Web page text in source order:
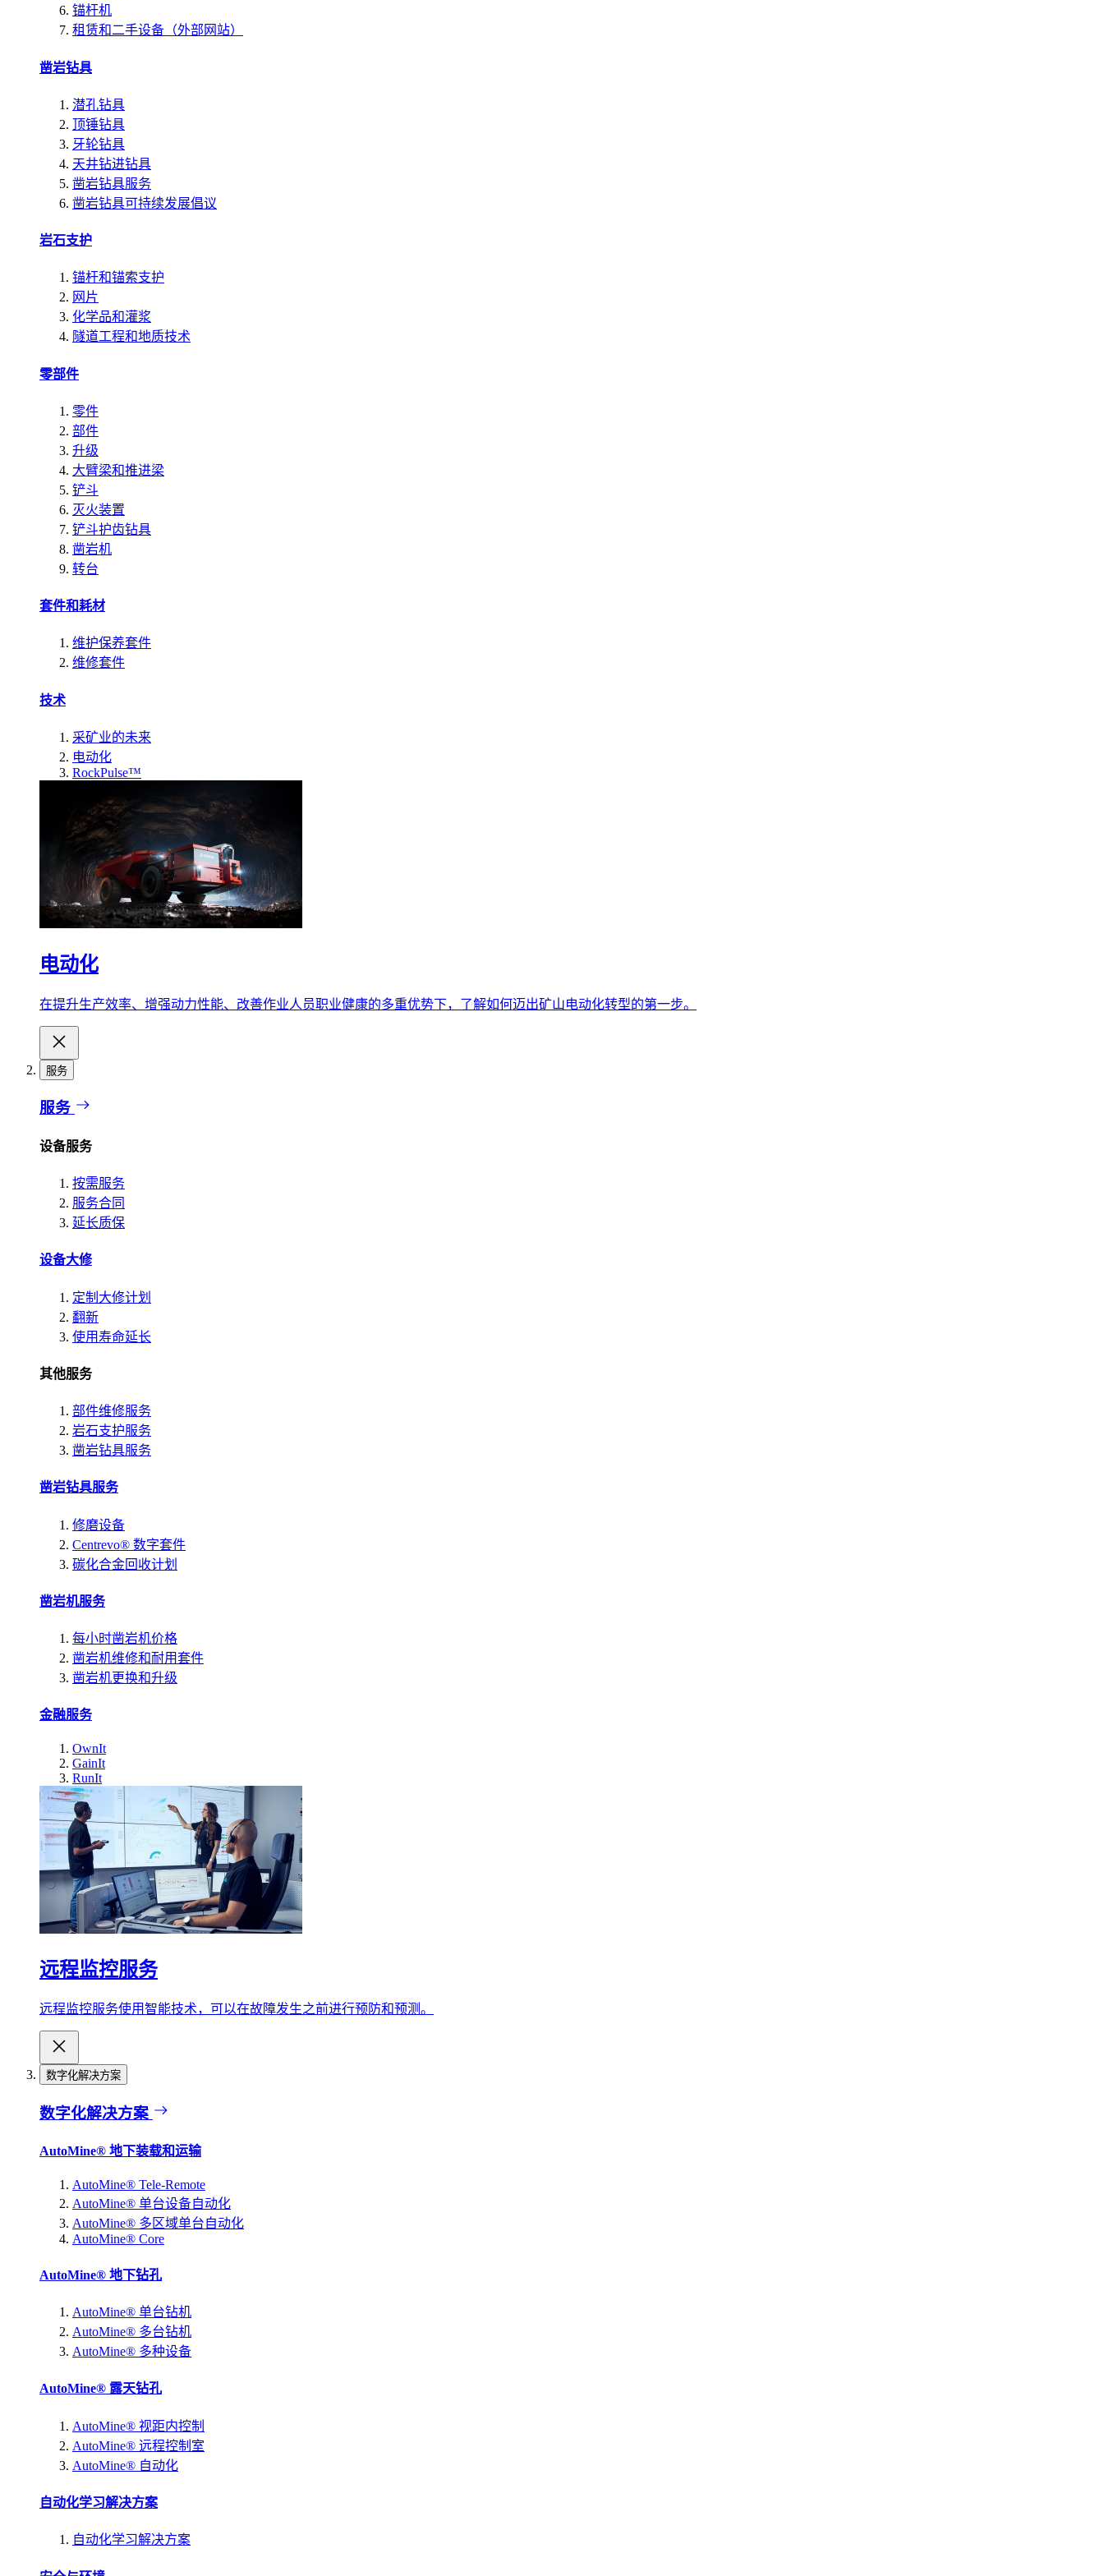
锚杆机
租赁和二手设备（外部网站）
凿岩钻具
潜孔钻具
顶锤钻具
牙轮钻具
天井钻进钻具
凿岩钻具服务
凿岩钻具可持续发展倡议
岩石支护
锚杆和锚索支护
网片
化学品和灌浆
隧道工程和地质技术
零部件
零件
部件
升级
大臂梁和推进梁
铲斗
灭火装置
铲斗护齿钻具
凿岩机
转台
套件和耗材
维护保养套件
维修套件
技术
采矿业的未来
电动化
RockPulse™
电动化
在提升生产效率、增强动力性能、改善作业人员职业健康的多重优势下，了解如何迈出矿山电动化转型的第一步。
服务
服务
设备服务
按需服务
服务合同
延长质保
设备大修
定制大修计划
翻新
使用寿命延长
其他服务
部件维修服务
岩石支护服务
凿岩钻具服务
凿岩钻具服务
修磨设备
Centrevo® 数字套件
碳化合金回收计划
凿岩机服务
每小时凿岩机价格
凿岩机维修和耐用套件
凿岩机更换和升级
金融服务
OwnIt
GainIt
RunIt
远程监控服务
远程监控服务使用智能技术，可以在故障发生之前进行预防和预测。
数字化解决方案
数字化解决方案
AutoMine® 地下装载和运输
AutoMine® Tele-Remote
AutoMine® 单台设备自动化
AutoMine® 多区域单台自动化
AutoMine® Core
AutoMine® 地下钻孔
AutoMine® 单台钻机
AutoMine® 多台钻机
AutoMine® 多种设备
AutoMine® 露天钻孔
AutoMine® 视距内控制
AutoMine® 远程控制室
AutoMine® 自动化
自动化学习解决方案
自动化学习解决方案